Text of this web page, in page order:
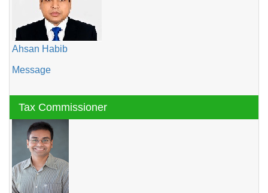
Ahsan Habib
Message
Tax Commissioner